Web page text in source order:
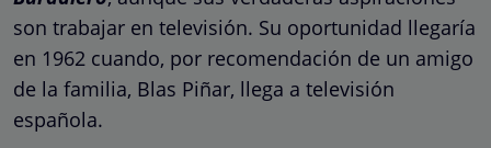
son trabajar en televisión. Su oportunidad llegaría
en 1962 cuando, por recomendación de un amigo
de la familia, Blas Piñar, llega a televisión
española.